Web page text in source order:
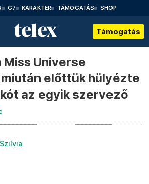
G7 KARAKTER TÁMOGATÁS SHOP
Támogatás
Universe
előttük hülyézte
az egyik szervező